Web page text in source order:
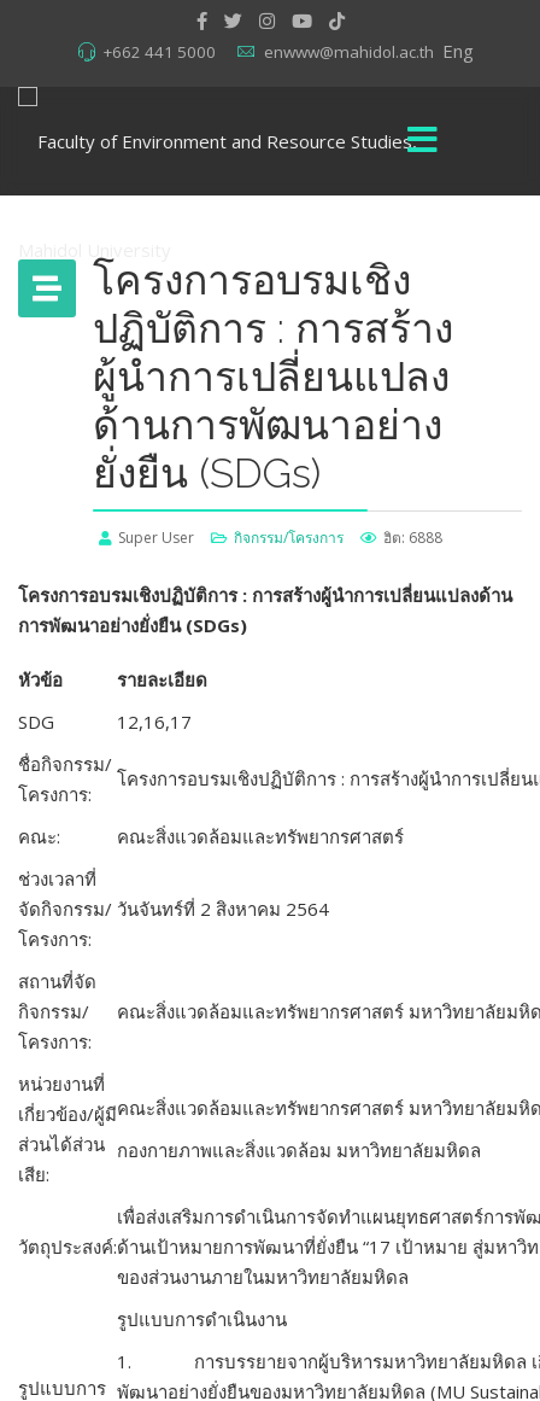
Eng
+662 441 5000 enwww@mahidol.ac.th
โครงการอบรมเชิง
ปฏิบัติการ : การสร้าง
ผู้นำการเปลี่ยนแปลง
ด้านการพัฒนาอย่าง
ยั่งยืน (SDGs)
Super User กิจกรรม/โครงการ ฮิต: 6888
โครงการอบรมเชิงปฏิบัติการ : การสร้างผู้นำการเปลี่ยนแปลงด้าน
การพัฒนาอย่างยั่งยืน (SDGs)
หัวข้อ
รายละเอียด
SDG
12,16,17
ชื่อกิจกรรม/
โครงการ:
โครงการอบรมเชิงปฏิบัติการ : การสร้างผู้นำการเปลี่
คณะ:
คณะสิ่งแวดล้อมและทรัพยากรศาสตร์
ช่วงเวลาที่
จัดกิจกรรม/
โครงการ:
วันจันทร์ที่ 2 สิงหาคม 2564
สถานที่จัด
กิจกรรม/
โครงการ:
คณะสิ่งแวดล้อมและทรัพยากรศาสตร์ มหาวิทยาลัยมหิ
หน่วยงานที่
เกี่ยวข้อง/ผู้มี
ส่วนได้ส่วน
เสีย:
คณะสิ่งแวดล้อมและทรัพยากรศาสตร์ มหาวิทยาลัยมหิ
กองกายภาพและสิ่งแวดล้อม มหาวิทยาลัยมหิดล
วัตถุประสงค์:
เพื่อส่งเสริมการดำเนินการจัดทำแผนยุทธศาสตร์การพั
ด้านเป้าหมายการพัฒนาที่ยั่งยืน “17 เป้าหมาย สู่มหาวิ
ของส่วนงานภายในมหาวิทยาลัยมหิดล
รูปแบบการ
รูปแบบการดำเนินงาน
1. การบรรยายจากผู้บริหารมหาวิทยาลัยมหิดล เกี่
พัฒนาอย่างยั่งยืนของมหาวิทยาลัยมหิดล (MU